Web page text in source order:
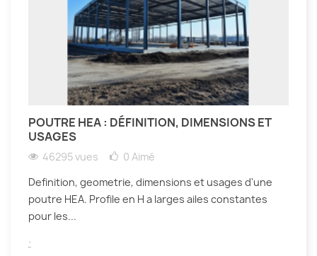
POUTRE HEA : DÉFINITION, DIMENSIONS ET
USAGES
46295 vues 0 Aimé
Definition, geometrie, dimensions et usages d'une
poutre HEA. Profile en H a larges ailes constantes
pour les...